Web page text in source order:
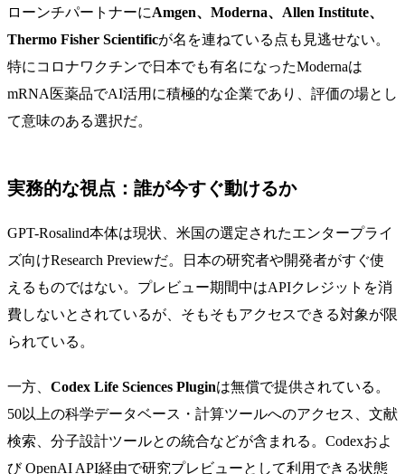
ローンチパートナーにAmgen、Moderna、Allen Institute、
Thermo Fisher Scientificが名を連ねている点も見逃せない。
特にコロナワクチンで日本でも有名になったModernaは
mRNA医薬品でAI活用に積極的な企業であり、評価の場とし
て意味のある選択だ。
実務的な視点：誰が今すぐ動けるか
GPT-Rosalind本体は現状、米国の選定されたエンタープライ
ズ向けResearch Previewだ。日本の研究者や開発者がすぐ使
えるものではない。プレビュー期間中はAPIクレジットを消
費しないとされているが、そもそもアクセスできる対象が限
られている。
一方、 Codex Life Sciences Pluginは無償で提供されている。
50以上の科学データベース・計算ツールへのアクセス、文献
検索、分子設計ツールとの統合などが含まれる。Codexおよ
び OpenAI API経由で研究プレビューとして利用できる状態